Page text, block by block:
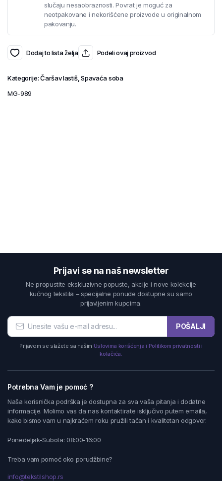
slučaju nesaobraznosti. Povrat je moguć za
neotpakovane i nekorišćene proizvode u originalnom
pakovanju.
Dodaj to lista želja Podeli ovaj proizvod
Kategorije:Čaršav lastiš ,Spavaća soba
MG-989
Prijavi se na naš newsletter
Ne propustite ekskluzivne popuste, akcije i nove kolekcije
kućnog tekstila – specijalne ponude dostupne su samo
prijavljenim kupcima.
POŠALJI
Prijavom se slažete sa našim Uslovima korišćenja i Politikom privatnosti i
kolačića.
Potrebna Vam je pomoć ?
Naša korisnička podrška je dostupna za sva vaša pitanja i dodatne
informacije. Molimo vas da nas kontaktirate isključivo putem emaila,
kako bismo vam u najkraćem roku pružili tačan i kvalitetan odgovor.
Ponedeljak-Subota: 08:00-16:00
Treba vam pomoć oko porudžbine?
info@tekstilshop.rs